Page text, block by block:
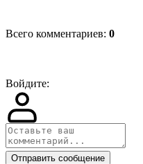
Всего комментариев: 0
Войдите:
Отправить сообщение